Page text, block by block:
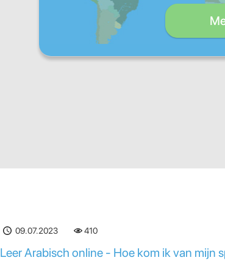
09.07.2023 410
Leer Arabisch online - Hoe kom ik van mijn